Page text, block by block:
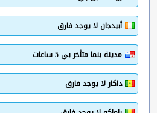
أبيدجان لا يوجد فارق
مدينة بنما متأخر بي 5 ساعات
داكار لا يوجد فارق